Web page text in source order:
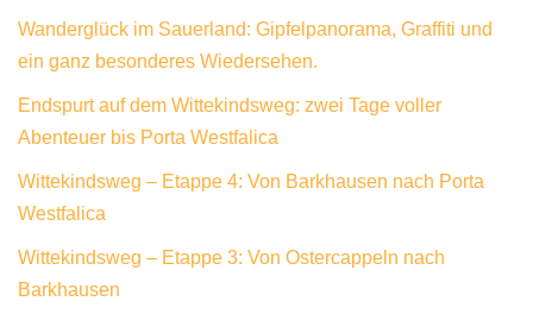
Wanderglück im Sauerland: Gipfelpanorama, Graffiti und
ein ganz besonderes Wiedersehen.
Endspurt auf dem Wittekindsweg: zwei Tage voller
Abenteuer bis Porta Westfalica
Wittekindsweg – Etappe 4: Von Barkhausen nach Porta
Westfalica
Wittekindsweg – Etappe 3: Von Ostercappeln nach
Barkhausen